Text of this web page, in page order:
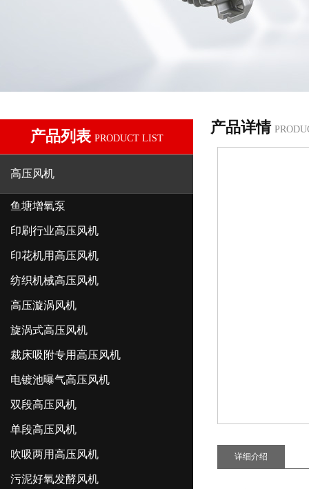
产品列表 PRODUCT LIST
高压风机
鱼塘增氧泵
印刷行业高压风机
印花机用高压风机
纺织机械高压风机
高压漩涡风机
旋涡式高压风机
裁床吸附专用高压风机
电镀池曝气高压风机
双段高压风机
单段高压风机
吹吸两用高压风机
污泥好氧发酵风机
产品详情
详细介绍